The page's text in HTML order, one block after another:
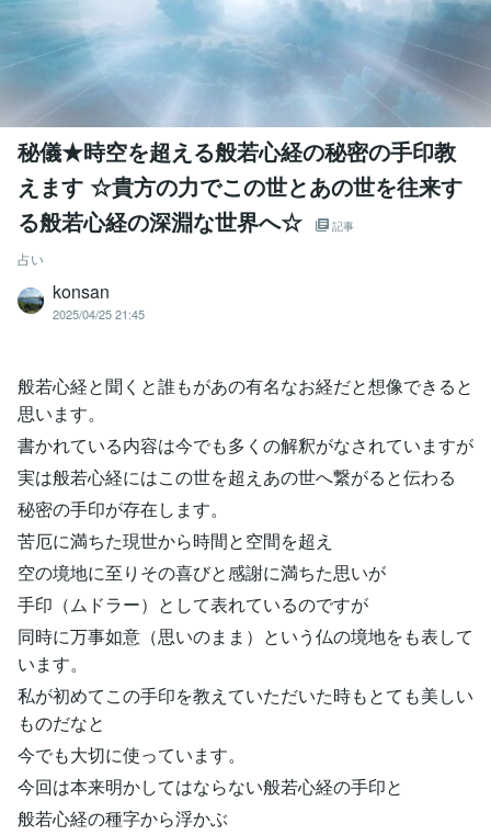
秘儀★時空を超える般若心経の秘密の手印教
えます ☆貴方の力でこの世とあの世を往来す
る般若心経の深淵な世界へ☆
記事
占い
konsan
2025/04/25 21:45
般若心経と聞くと誰もがあの有名なお経だと想像できると
思います。
書かれている内容は今でも多くの解釈がなされていますが
実は般若心経にはこの世を超えあの世へ繋がると伝わる
秘密の手印が存在します。
苦厄に満ちた現世から時間と空間を超え
空の境地に至りその喜びと感謝に満ちた思いが
手印（ムドラー）として表れているのですが
同時に万事如意（思いのまま）という仏の境地をも表して
います。
私が初めてこの手印を教えていただいた時もとても美しい
ものだなと
今でも大切に使っています。
今回は本来明かしてはならない般若心経の手印と
般若心経の種字から浮かぶ